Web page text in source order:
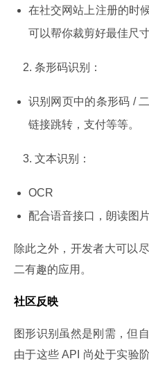
在社交网站上注册的时
可以帮你裁剪好最佳尺寸
条形码识别：
识别网页中的条形码 /
链接跳转，支付等等。
文本识别：
OCR
配合语音接口，朗读图
除此之外，开发者大可以
二有趣的应用。
社区反映
图形识别虽然是刚需，但
由于这些 API 尚处于实验